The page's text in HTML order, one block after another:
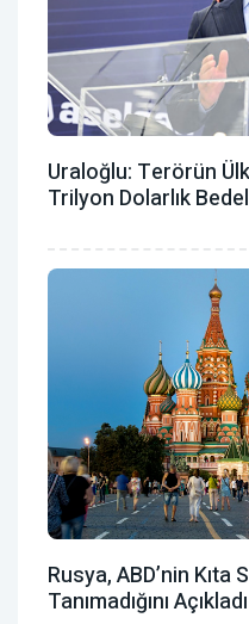
Uraloğlu: Terörün
Trilyon Dolarlık
Rusya, ABD’nin Kıta
Tanımadığını Açıkladı